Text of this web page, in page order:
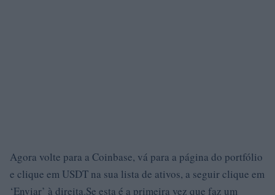
Agora volte para a Coinbase, vá para a página do portfólio
e clique em USDT na sua lista de ativos, a seguir clique em
‘Enviar’ à direita.Se esta é a primeira vez que faz um